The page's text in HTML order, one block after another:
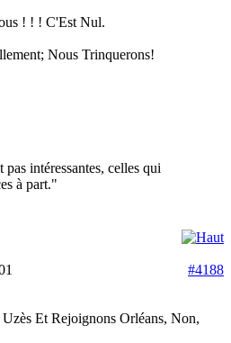
! ! ! C'Est Nul.
Nous Trinquerons!
intéressantes, celles qui
à part."
#4188
Et Rejoignons Orléans, Non,